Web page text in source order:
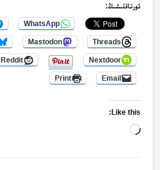
ئورتاقلىشىڭ:
WhatsApp
Threads
Mastodon
Nextdoor
Reddit
Email
Print
Like this:
Loading…